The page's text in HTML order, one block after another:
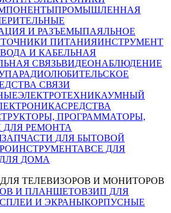
ПРОМЫШЛЕННАЯ
И РАЗЪЕМЫПАЯЛЬНОЕ
ПИТАНИЯИНСТРУМЕНТ
И КАБЕЛЬНАЯ
СВЯЗЬВИДЕОНАБЛЮДЕНИЕ
РАДИОЛЮБИТЕЛЬСКОЕ
СВЯЗИ
ЭЛЕКТРОТЕХНИКАУМНЫЙ
СРЕДСТВА
ПРОГРАММАТОРЫ,
ДЛЯ РЕМОНТА
ЗАПЧАСТИ ДЛЯ БЫТОВОЙ
ВСЕ ДЛЯ
ДОМА
ТЕЛЕВИЗОРОВ И МОНИТОРОВ
И ПЛАНШЕТОВЗИП ДЛЯ
И ЭКРАНЫКОРПУСНЫЕ